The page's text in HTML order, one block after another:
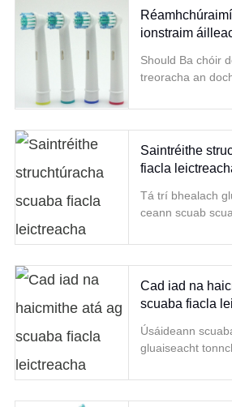
ionstraim
Should Ba chóir
treoracha an
Saintréithe
fiacla
Tá trí bhealach
ceann scuab
haghaidh
cómhalartach,
Cad iad na
scuaba fiacla
Úsáideann
gluaiseacht
rothlú nó
bhfiacla